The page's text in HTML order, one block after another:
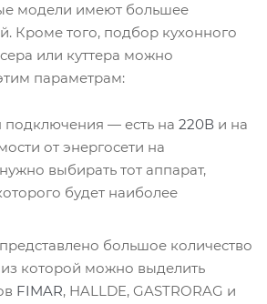
модели имеют большее
Кроме того, подбор кухонного
или куттера можно
параметрам:
подключения — есть на 220В и на
от энергосети на
выбирать тот аппарат,
будет наиболее
большое количество
из которой можно выделить
FIMAR, HALLDE, GASTRORAG и